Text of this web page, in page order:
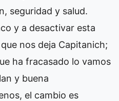
seguridad y salud.
y a desactivar esta
nos deja Capitanich;
ha fracasado lo vamos
y buena
el cambio es